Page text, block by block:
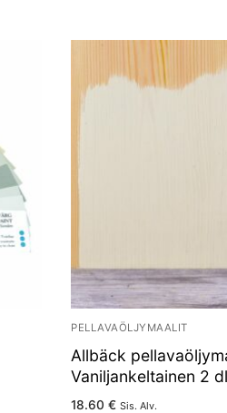
PELLAVAÖLJYMAALIT
Allbäck
Vaniljankeltainen 2 dl
18.60 € Sis. Alv.